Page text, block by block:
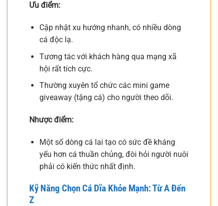
Ưu điểm:
Cập nhật xu hướng nhanh, có nhiều dòng
cá độc lạ.
Tương tác với khách hàng qua mạng xã
hội rất tích cực.
Thường xuyên tổ chức các mini game
giveaway (tặng cá) cho người theo dõi.
Nhược điểm:
Một số dòng cá lai tạo có sức đề kháng
yếu hơn cá thuần chủng, đòi hỏi người nuôi
phải có kiến thức nhất định.
Kỹ Năng Chọn Cá Dĩa Khỏe Mạnh: Từ A Đến
Z